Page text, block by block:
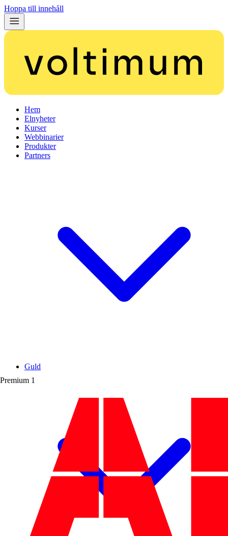
Hoppa till innehåll
Hem
Elnyheter
Kurser
Webbinarier
Produkter
Partners
Premium 1
Guld